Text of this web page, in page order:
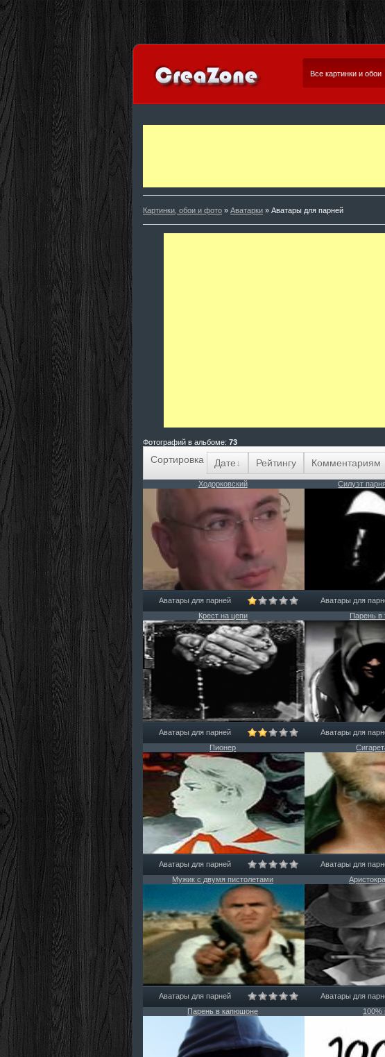
Все картинки и обои
Картинки, обои и фото » Аватарки » Аватары для парней
Фотографий в альбоме: 73
Сортировка Дате Рейтингу Комментариям
Ходорковский
Аватары для парней
Силуэт
Аватары для
Крест на цепи
Аватары для парней
Парень в
Аватары для
Пионер
Аватары для парней Аватары для
Мужик с двумя пистолетами
Аватары для парней Аватары для
Парень в капюшоне
100%